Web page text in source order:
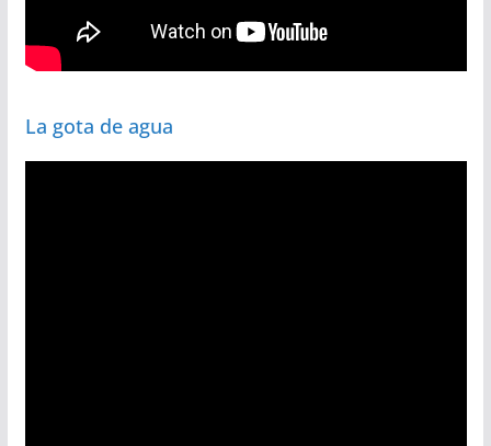
La gota de agua